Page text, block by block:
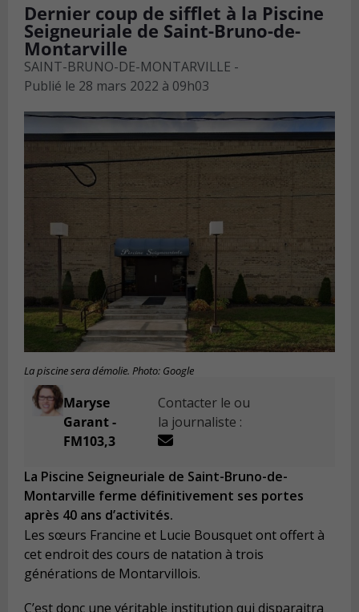
Dernier coup de sifflet à la Piscine
Seigneuriale de Saint-Bruno-de-
Montarville
SAINT-BRUNO-DE-MONTARVILLE -
Publié le 28 mars 2022 à 09h03
La piscine sera démolie. Photo: Google
Maryse
Garant -
FM103,3
Contacter le ou
la journaliste :
La Piscine Seigneuriale de Saint-Bruno-de-
Montarville ferme définitivement ses portes
après 40 ans d’activités.
Les sœurs Francine et Lucie Bousquet ont offert à
cet endroit des cours de natation à trois
générations de Montarvillois.
C’est donc une véritable institution qui disparaitra